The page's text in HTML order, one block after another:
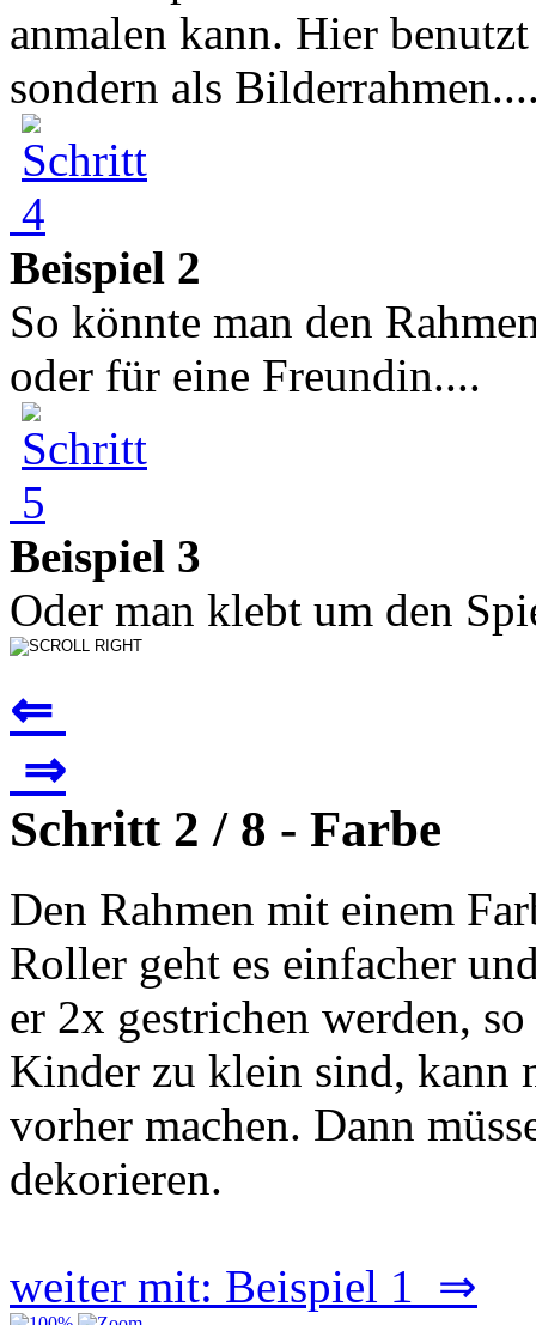
anmalen kann. Hier
sondern als
Beispiel 2
So könnte man den
oder für eine Freundin....
Beispiel 3
Oder man klebt um den
⇐
⇒
Schritt 2 / 8 - Farbe
Den Rahmen mit einem
Roller geht es einfacher
er 2x gestrichen werden,
Kinder zu klein sind, kann
vorher machen. Dann
dekorieren.
weiter mit: Beispiel 1 ⇒